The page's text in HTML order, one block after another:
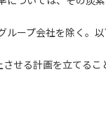
ループ会社を除く。
せる計画を立てるこ